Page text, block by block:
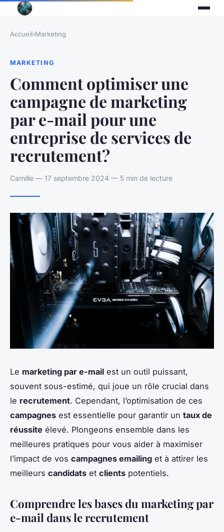
Accueil›Marketing
MARKETING
Comment optimiser une
campagne de marketing
par e-mail pour une
entreprise de services de
recrutement?
Camille — 17 septembre 2024 — 5 min de lecture
Le marketing par e-mail est un outil puissant,
souvent sous-estimé, qui joue un rôle crucial dans
le recrutement. Cependant, l’optimisation de ces
campagnes est essentielle pour garantir un taux de
réussite élevé. Plongeons ensemble dans les
meilleures pratiques pour vous aider à maximiser
l’impact de vos campagnes emailing et à attirer les
meilleurs candidats et clients potentiels.
Comprendre les bases du marketing par
e-mail dans le recrutement